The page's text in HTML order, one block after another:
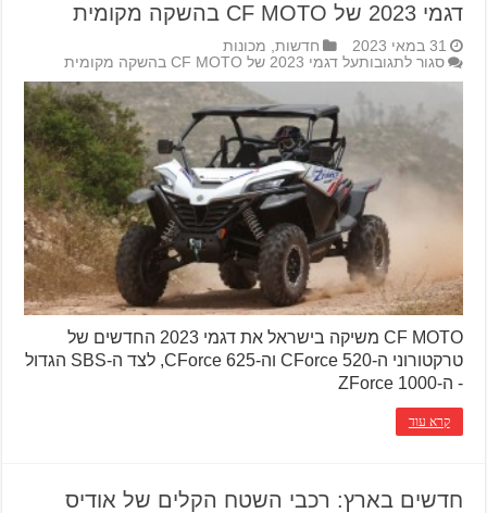
דגמי 2023 של CF MOTO בהשקה מקומית
31 במאי 2023 חדשות, מכונות
סגור לתגובותעל דגמי 2023 של CF MOTO בהשקה מקומית
CF MOTO משיקה בישראל את דגמי 2023 החדשים של
טרקטורוני ה-CForce 520 וה-CForce 625, לצד ה-SBS הגדול
- ה-ZForce 1000
קרא עוד
חדשים בארץ: רכבי השטח הקלים של אודיס